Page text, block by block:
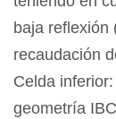
baja reflexión
recaudación
Celda
geometría